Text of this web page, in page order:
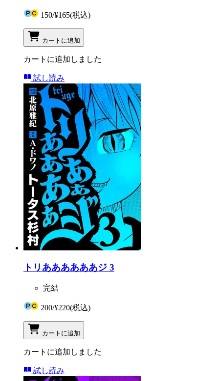
150/¥165(税込)
カートに追加
カートに追加しました
試し読み
トリああああああジ 3
完結
200/¥220(税込)
カートに追加
カートに追加しました
試し読み